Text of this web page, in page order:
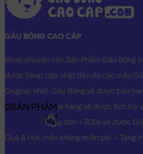
GẤU BÔNG CAO CẤP
Shop chuyên các Sản Phẩm Gấu Bông
được Shop cập nhật đầy đủ các mẫu
Original nhất. Gấu Bông sẽ được bảo
hàng, Khách mua hàng sẽ được tích lũy
Khách mua hàng đơn >300k sẽ được
Quà & Hút chân không miễn phí + Tặng
0SẢN PHẨM
0₫